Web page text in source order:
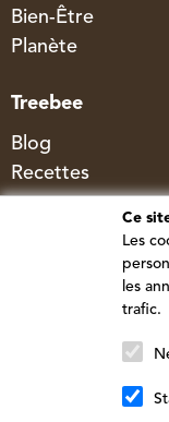
Bien-Être
Planète
Treebee
Blog
Recettes
©
Inscrivez-
bénéficier
Ce
Les
les
trafic.